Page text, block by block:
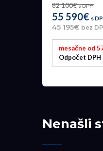
82 100€s DPH
55 590€ s
45 195€ bez
mesačne od
Odpočet DPH
Nenašli